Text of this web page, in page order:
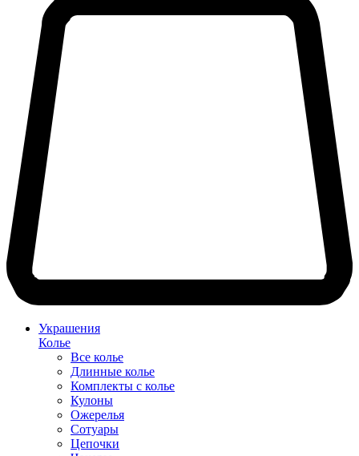
Украшения
Колье
Все колье
Длинные колье
Комплекты с колье
Кулоны
Ожерелья
Сотуары
Цепочки